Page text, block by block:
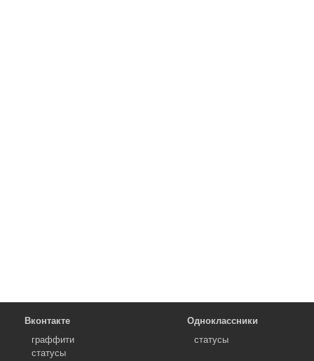
Вконтакте
граффити
статусы
Одноклассники
статусы